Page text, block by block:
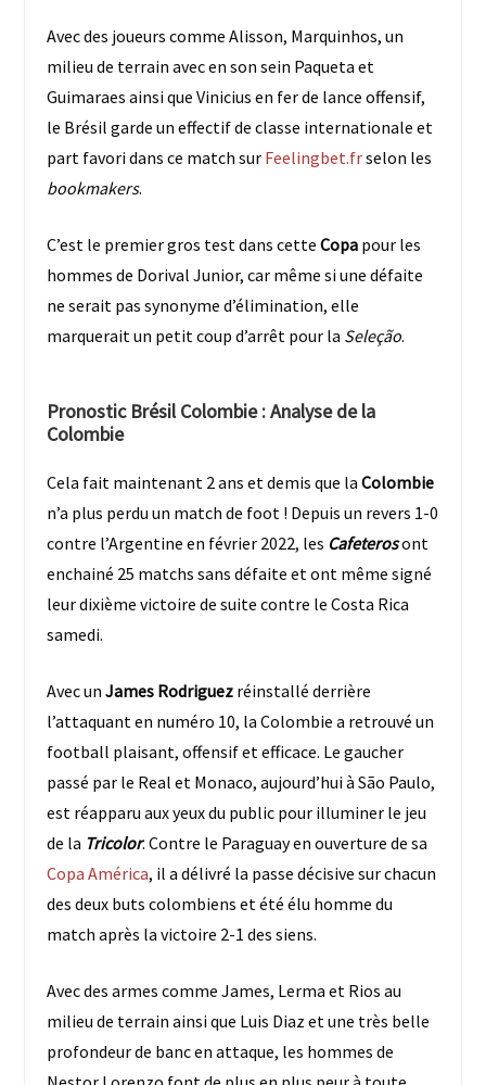
Avec des joueurs comme Alisson, Marquinhos, un
milieu de terrain avec en son sein Paqueta et
Guimaraes ainsi que Vinicius en fer de lance offensif,
le Brésil garde un effectif de classe internationale et
part favori dans ce match sur Feelingbet.frselon les
bookmakers.
C’est le premier gros test dans cette Copapour les
hommes de Dorival Junior, car même si une défaite
ne serait pas synonyme d’élimination, elle
marquerait un petit coup d’arrêt pour la Seleção.
Pronostic Brésil Colombie : Analyse de la
Colombie
Cela fait maintenant 2 ans et demis que la Colombie
n’a plus perdu un match de foot ! Depuis un revers 1-0
contre l’Argentine en février 2022, les Cafeterosont
enchainé 25 matchs sans défaite et ont même signé
leur dixième victoire de suite contre le Costa Rica
samedi.
Avec un James Rodriguezréinstallé derrière
l’attaquant en numéro 10, la Colombie a retrouvé un
football plaisant, offensif et efficace. Le gaucher
passé par le Real et Monaco, aujourd’hui à São Paulo,
est réapparu aux yeux du public pour illuminer le jeu
de la Tricolor. Contre le Paraguay en ouverture de sa
Copa América, il a délivré la passe décisive sur chacun
des deux buts colombiens et été élu homme du
match après la victoire 2-1 des siens.
Avec des armes comme James, Lerma et Rios au
milieu de terrain ainsi que Luis Diaz et une très belle
profondeur de banc en attaque, les hommes de